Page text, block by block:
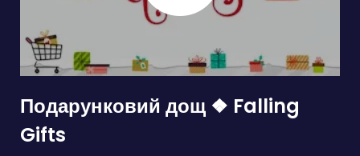
Подарунковий дощ ❖ Falling
Gifts